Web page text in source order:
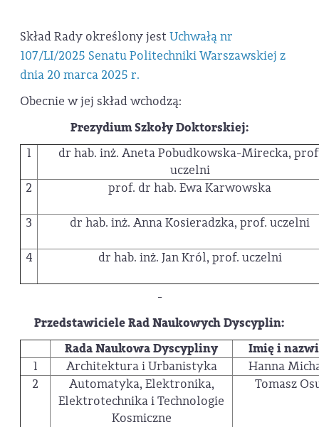
Skład Rady określony jest Uchwałą nr
107/LI/2025 Senatu Politechniki Warszawskiej z
dnia 20 marca 2025 r.
Obecnie w jej skład wchodzą:
Prezydium Szkoły Doktorskiej:
1
dr hab. inż. Aneta Pobudkowska-Mirecka,
uczelni
2
prof. dr hab. Ewa Karwowska
3 dr hab. inż. Anna Kosieradzka, prof. uczelni
4 dr hab. inż. Jan Król, prof. uczelni
-
Przedstawiciele Rad Naukowych Dyscyplin:
Rada Naukowa Dyscypliny
Imię i
1
Architektura i Urbanistyka
Hanna
2
Automatyka, Elektronika,
Elektrotechnika i Technologie
Kosmiczne
Tomasz